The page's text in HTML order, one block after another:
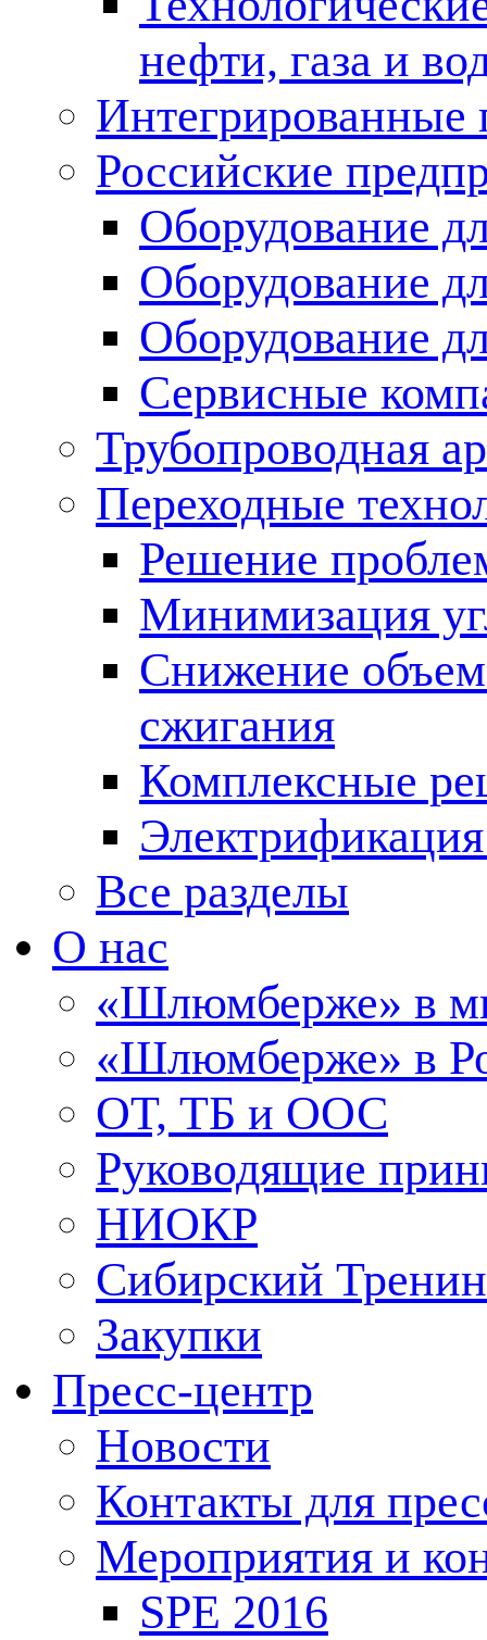
нефти, газа и
Российские
Оборудование
Оборудование
Оборудование
Сервисные
Трубопроводная
Переходные
Решение
Минимизация
Снижение
сжигания
Комплексные
Все разделы
О нас
«Шлюмберже» в
«Шлюмберже» в
ОТ, ТБ и ООС
Руководящие
НИОКР
Сибирский
Закупки
Пресс-центр
Новости
Контакты для
Мероприятия и
SPE 2016